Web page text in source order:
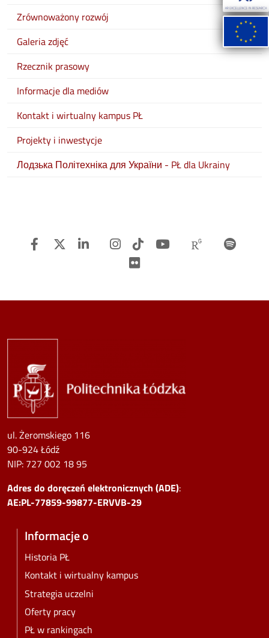
Zrównoważony rozwój
Galeria zdjęć
Rzecznik prasowy
Informacje dla mediów
Kontakt i wirtualny kampus PŁ
Projekty i inwestycje
Лодзька Політехніка для України - PŁ dla Ukrainy
Facebook
Twitter LinkedinInstagram
TiTok Youtube
ul. Żeromskiego 116
90-924 Łódź
NIP: 727 002 18 95
Adres do doręczeń elektronicznych (ADE):
AE:PL-77859-99877-ERVVB-29
Informacje o
Historia PŁ
Kontakt i wirtualny kampus
Strategia uczelni
Oferty pracy
PŁ w rankingach